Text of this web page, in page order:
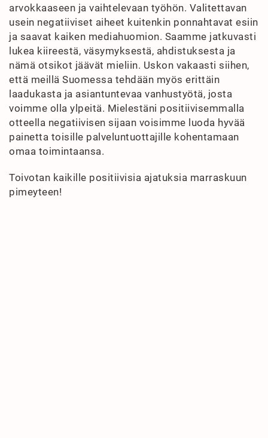
arvokkaaseen ja vaihtelevaan työhön. Valitettavan
usein negatiiviset aiheet kuitenkin ponnahtavat esiin
ja saavat kaiken mediahuomion. Saamme jatkuvasti
lukea kiireestä, väsymyksestä, ahdistuksesta ja
nämä otsikot jäävät mieliin. Uskon vakaasti siihen,
että meillä Suomessa tehdään myös erittäin
laadukasta ja asiantuntevaa vanhustyötä, josta
voimme olla ylpeitä. Mielestäni positiivisemmalla
otteella negatiivisen sijaan voisimme luoda hyvää
painetta toisille palveluntuottajille kohentamaan
omaa toimintaansa.
Toivotan kaikille positiivisia ajatuksia marraskuun
pimeyteen!